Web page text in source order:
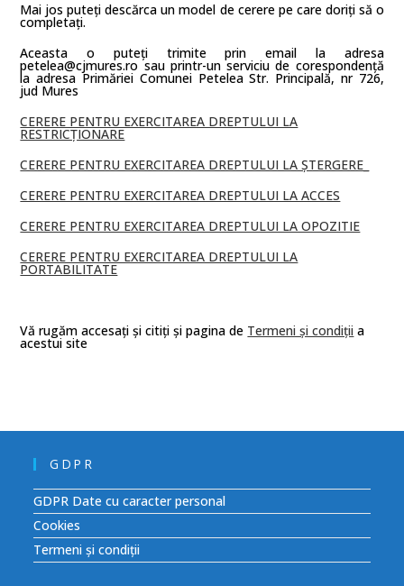
Mai jos puteți descărca un model de cerere pe care doriți să o
completați.
Aceasta o puteți trimite prin email la adresa
petelea@cjmures.ro sau printr-un serviciu de corespondență
la adresa Primăriei Comunei Petelea Str. Principală, nr 726,
jud Mures
CERERE PENTRU EXERCITAREA DREPTULUI LA
RESTRICȚIONARE
CERERE PENTRU EXERCITAREA DREPTULUI LA ȘTERGERE_
CERERE PENTRU EXERCITAREA DREPTULUI LA ACCES
CERERE PENTRU EXERCITAREA DREPTULUI LA OPOZITIE
CERERE PENTRU EXERCITAREA DREPTULUI LA
PORTABILITATE
Vă rugăm accesați și citiți și pagina de Termeni și condiții a
acestui site
GDPR
GDPR Date cu caracter personal
Cookies
Termeni și condiții